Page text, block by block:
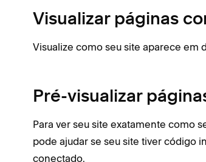
Visualizar páginas
Visualize como seu site aparece em
Pré-visualizar
Para ver seu site exatamente como
pode ajudar se seu site tiver código
conectado.